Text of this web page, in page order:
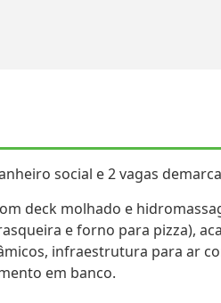
social e 2 vagas
deck molhado e
e forno para pizza),
infraestrutura para ar
em banco.